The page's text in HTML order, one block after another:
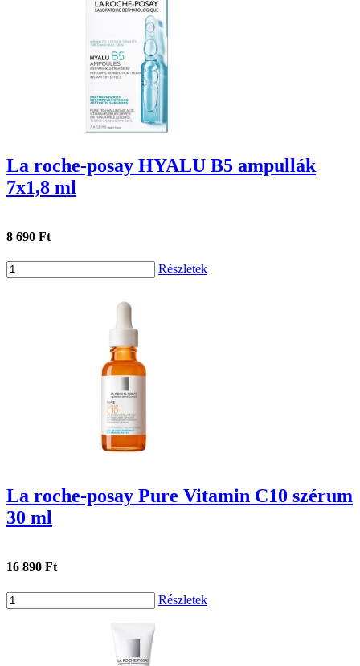
La roche-posay HYALU B5 ampullák
7x1,8 ml
8 690 Ft
Részletek
La roche-posay Pure Vitamin C10 szérum
30 ml
16 890 Ft
Részletek